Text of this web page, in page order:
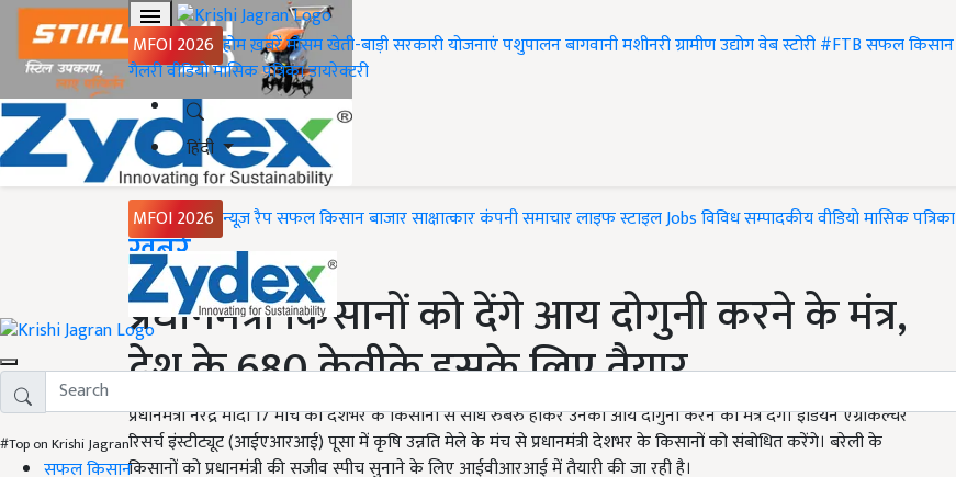
MFOI 2026 होमख़बरेंमौसमखेती-बाड़ीसरकारी योजनाएंपशुपालनबागवानीमशीनरीग्रामीण उद्योगवेब स्टोरी#FTBसफल किसान
गैलरीवीडियोमासिक पत्रिकाडायरेक्टरी
हिंदी
MFOI 2026 न्यूज़ रैपसफल किसानबाजारसाक्षात्कारकंपनी समाचारलाइफ स्टाइलJobsविविधसम्पादकीयवीडियोमासिक पत्रिका
#Top on Krishi Jagran
सफल किसान
Home
ख़बरें
प्रधानमंत्री किसानों को देंगे आय दोगुनी करने के मंत्र,
देश के 680 केवीके इसके लिए तैयार...
प्रधानमंत्री नरेंद्र मोदी 17 मार्च को देशभर के किसानों से सीधे रुबरु होकर उनको आय दोगुनी करने का मंत्र देंगे। इंडियन एग्रीकल्चर
रिसर्च इंस्टीट्यूट (आईएआरआई) पूसा में कृषि उन्नति मेले के मंच से प्रधानमंत्री देशभर के किसानों को संबोधित करेंगे। बरेली के
किसानों को प्रधानमंत्री की सजीव स्पीच सुनाने के लिए आईवीआरआई में तैयारी की जा रही है।